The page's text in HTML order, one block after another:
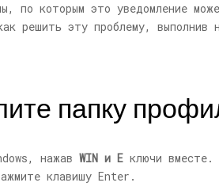
по которым это уведомление
решить эту проблему, выполнив
папку
нажав WIN и E ключи вместе.
клавишу Enter.